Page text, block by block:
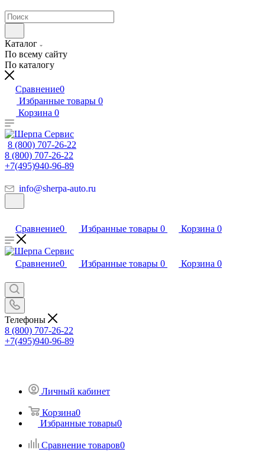
Каталог
По всему сайту
По каталогу
Сравнение0
Избранные товары 0
Корзина 0
8 (800) 707-26-22
8 (800) 707-26-22
+7(495)940-96-89
info@sherpa-auto.ru
Сравнение0 Избранные товары 0 Корзина 0
Сравнение0 Избранные товары 0 Корзина 0
Телефоны
8 (800) 707-26-22
+7(495)940-96-89
Личный кабинет
Корзина0
Избранные товары0
Сравнение товаров0